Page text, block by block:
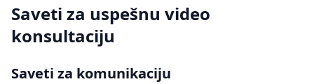
Saveti za uspešnu video
konsultaciju
Saveti za komunikaciju